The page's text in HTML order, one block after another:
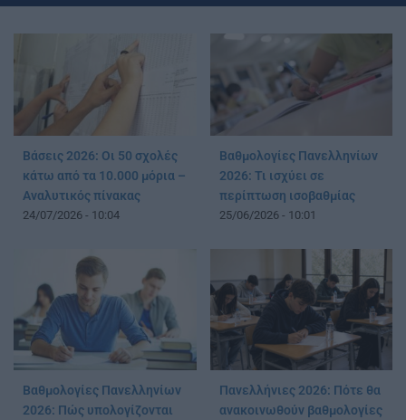
Βάσεις 2026: Οι 50 σχολές
κάτω από τα 10.000 μόρια –
Αναλυτικός πίνακας
24/07/2026 - 10:04
Βαθμολογίες Πανελληνίων
2026: Τι ισχύει σε
περίπτωση ισοβαθμίας
25/06/2026 - 10:01
Βαθμολογίες Πανελληνίων
2026: Πώς υπολογίζονται
Πανελλήνιες 2026: Πότε θα
ανακοινωθούν βαθμολογίες